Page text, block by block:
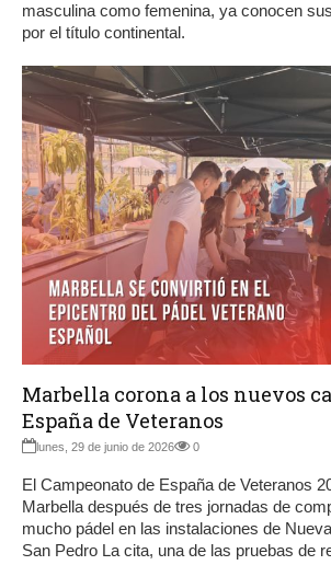
masculina como femenina, ya conocen
por el título continental.
Marbella corona a los nuevos
España de Veteranos
lunes, 29 de junio de 2026 0
El Campeonato de España de Veteranos
Marbella después de tres jornadas de
mucho pádel en las instalaciones de
San Pedro La cita, una de las pruebas de